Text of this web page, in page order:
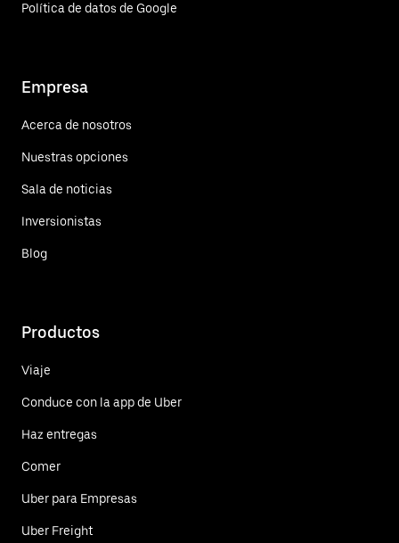
Política de datos de Google
Empresa
Acerca de nosotros
Nuestras opciones
Sala de noticias
Inversionistas
Blog
Productos
Viaje
Conduce con la app de Uber
Haz entregas
Comer
Uber para Empresas
Uber Freight